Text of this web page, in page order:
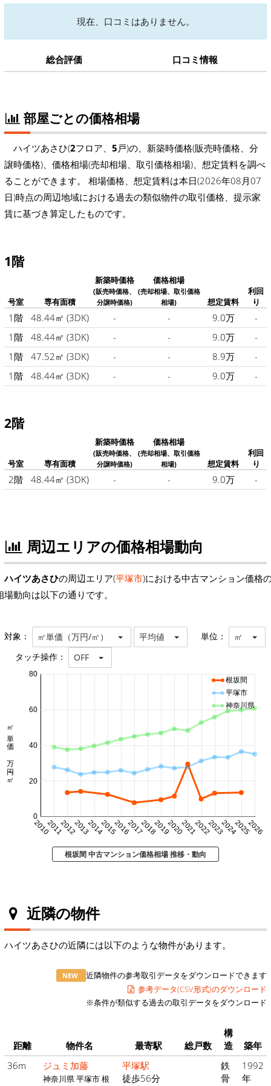
現在、口コミはありません。
総合評価 口コミ情報
部屋ごとの価格相場
ハイツあさひ(2フロア、 5戸)の、新築時価格(販売時価格、分
譲時価格)、価格相場(売却相場、取引価格相場)、想定賃料を調べ
ることができます。 相場価格、想定賃料は本日(2026年08月07
日)時点の周辺地域における過去の類似物件の取引価格、提示家
賃に基づき算定したものです。
1階
号室 専有面積
新築時価格
(販売時価格、
分譲時価格)
価格相場
(売却相場、取引価格
相場)
想定賃料
利回
り
1階 48.44㎡ (3DK) - - 9.0万
-
1階
48.44㎡ (3DK) - - 9.0万
-
1階
47.52㎡ (3DK) - - 8.9万
-
1階
48.44㎡ (3DK) - - 9.0万 -
2階
号室 専有面積
新築時価格
(販売時価格、
分譲時価格)
価格相場
(売却相場、取引価格
相場)
想定賃料
利回
り
2階 48.44㎡ (3DK) - - 9.0万 -
周辺エリアの価格相場動向
ハイツあさひの周辺エリア(平塚市)における中古マンション価格
場動向は以下の通りです。
対象： ㎡単価（万円/㎡） 平均値 単位： ㎡
タッチ操作： OFF
20102011201220132014201520162017201820192020202120222023202420252026
0
20
40
60
80
㎡単価 万円/㎡
根坂間
平塚市
神奈川県
根坂間 中古マンション価格相場 推移・動向
近隣の物件
ハイツあさひの近隣には以下のような物件があります。
NEW
近隣物件の参考取引データをダウンロードできます
参考データ(CSV形式)のダウンロード
※条件が類似する過去の取引データをダウンロード
距離 物件名 最寄駅 総戸数
構
造
築年
36m
ジュミ加藤
神奈川県 平塚市 根
平塚駅
徒歩56分
鉄
骨
1992
年